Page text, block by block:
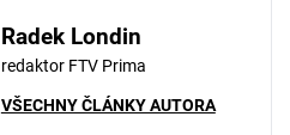
Radek Londin
redaktor FTV Prima
VŠECHNY ČLÁNKY AUTORA